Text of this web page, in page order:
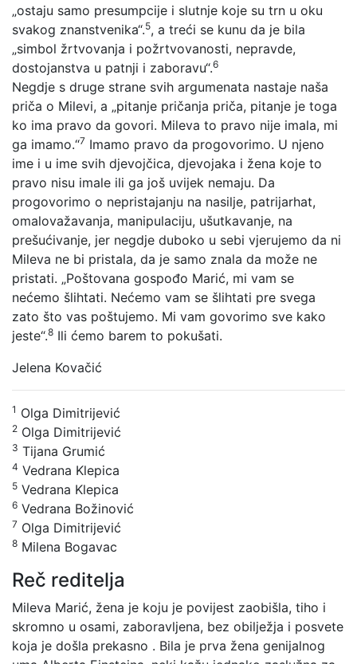
„ostaju samo presumpcije i slutnje koje su trn u oku
svakog znanstvenika“.5, a treći se kunu da je bila
„simbol žrtvovanja i požrtvovanosti, nepravde,
dostojanstva u patnji i zaboravu“.6
Negdje s druge strane svih argumenata nastaje naša
priča o Milevi, a „pitanje pričanja priča, pitanje je toga
ko ima pravo da govori. Mileva to pravo nije imala, mi
ga imamo.“7 Imamo pravo da progovorimo. U njeno
ime i u ime svih djevojčica, djevojaka i žena koje to
pravo nisu imale ili ga još uvijek nemaju. Da
progovorimo o nepristajanju na nasilje, patrijarhat,
omalovažavanja, manipulaciju, ušutkavanje, na
prešućivanje, jer negdje duboko u sebi vjerujemo da ni
Mileva ne bi pristala, da je samo znala da može ne
pristati. „Poštovana gospođo Marić, mi vam se
nećemo šlihtati. Nećemo vam se šlihtati pre svega
zato što vas poštujemo. Mi vam govorimo sve kako
jeste“.8 Ili ćemo barem to pokušati.
Jelena Kovačić
1 Olga Dimitrijević
2 Olga Dimitrijević
3 Tijana Grumić
4 Vedrana Klepica
5 Vedrana Klepica
6 Vedrana Božinović
7 Olga Dimitrijević
8 Milena Bogavac
Reč reditelja
Mileva Marić, žena je koju je povijest zaobišla, tiho i
skromno u osami, zaboravljena, bez obilježja i posvete
koja je došla prekasno . Bila je prva žena genijalnog